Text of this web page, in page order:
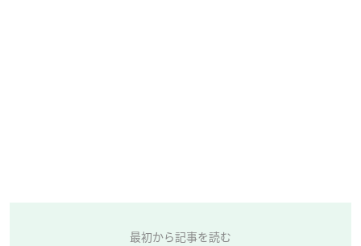
最初から記事を読む